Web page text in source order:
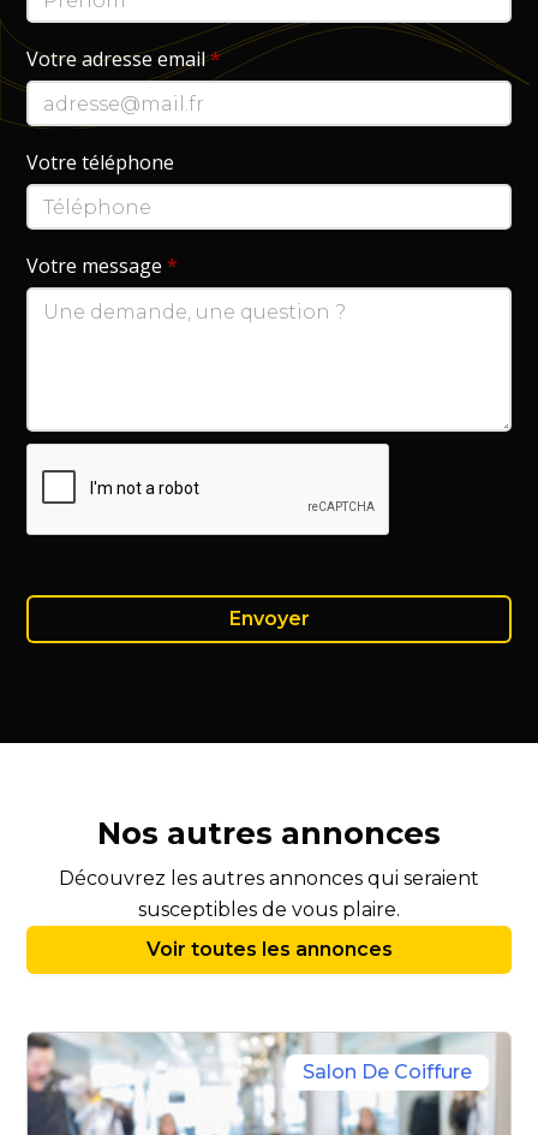
Votre adresse email*
Votre téléphone
Votre message*
Nos autres annonces
Découvrez les autres annonces qui seraient
susceptibles de vous plaire.
Voir toutes les annonces
Salon De Coiffure